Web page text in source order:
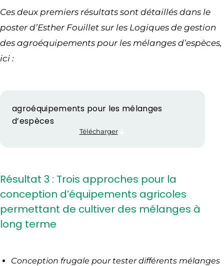
Ces deux premiers résultats sont détaillés dans le
poster d’Esther Fouillet sur les Logiques de gestion
des agroéquipements pour les mélanges d’espèces,
ici :
agroéquipements pour les mélanges
d’espèces
Télécharger
Résultat 3 : Trois approches pour la
conception d’équipements agricoles
permettant de cultiver des mélanges à
long terme
Conception frugale pour tester différents mélanges